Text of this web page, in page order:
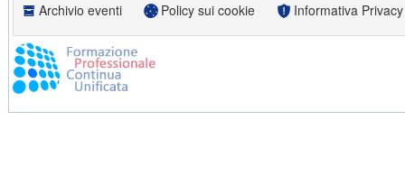
Archivio eventi Policy sui cookie Informativa Privacy